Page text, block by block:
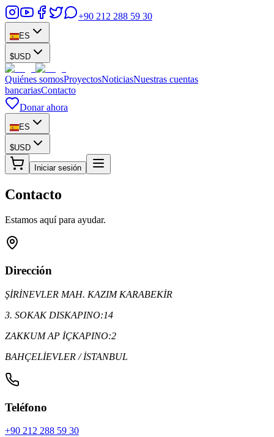
+90 212 288 59 30
ES
$USD
Quiénes somosProyectosNoticiasNuestras cuentas
bancariasContacto
Donar ahora
ES
$USD
Iniciar sesión
Contacto
Estamos aquí para ayudar.
Dirección
ŞİRİNEVLER MAH. KAZIM KARABEKİR
3. SOKAK DISKAPINO:14
ZAKKUM AP İÇKAPINO:2
BAHÇELİEVLER / İSTANBUL
Teléfono
+90 212 288 59 30